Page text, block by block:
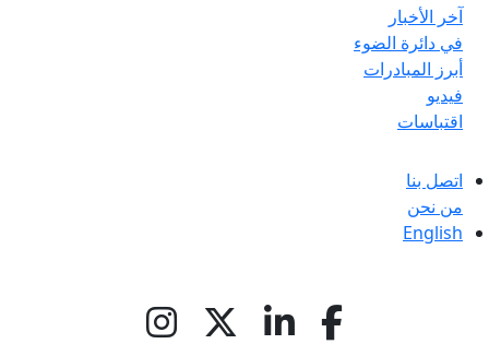
آخر الأخبار
في دائرة الضوء
أبرز المبادرات
فيديو
اقتباسات
اتصل بنا
من نحن
English